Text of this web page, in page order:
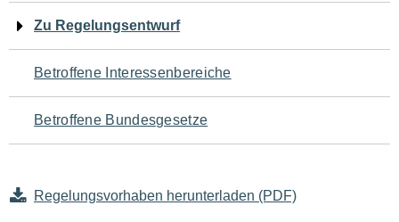
den
Seiteninhalt
Zu Regelungsentwurf
Betroffene Interessenbereiche
Betroffene Bundesgesetze
Regelungsvorhaben herunterladen (PDF)